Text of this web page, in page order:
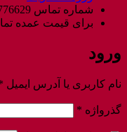
شماره تماس 09302776629
برای قیمت عمده
ورود
نام کاربری یا آدرس ایمیل
گذرواژه *